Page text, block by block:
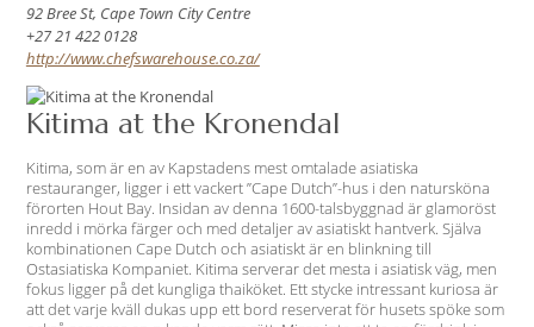
92 Bree St, Cape Town City Centre
+27 21 422 0128
http://www.chefswarehouse.co.za/
Kitima at the Kronendal
Kitima, som är en av Kapstadens mest omtalade asiatiska
restauranger, ligger i ett vackert ’’Cape Dutch’’-hus i den natursköna
förorten Hout Bay. Insidan av denna 1600-talsbyggnad är glamoröst
inredd i mörka färger och med detaljer av asiatiskt hantverk. Själva
kombinationen Cape Dutch och asiatiskt är en blinkning till
Ostasiatiska Kompaniet. Kitima serverar det mesta i asiatisk väg, men
fokus ligger på det kungliga thaiköket. Ett stycke intressant kuriosa är
att det varje kväll dukas upp ett bord reserverat för husets spöke som